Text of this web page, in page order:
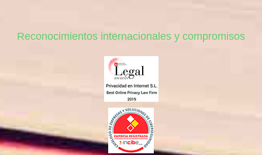
Reconocimientos internacionales y compromisos